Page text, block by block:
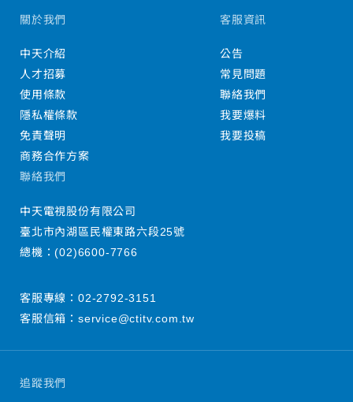
追蹤我們
關於我們
中天介紹
人才招募
使用條款
隱私權條款
免責聲明
商務合作方案
客服資訊
公告
常見問題
聯絡我們
我要爆料
我要投稿
聯絡我們
中天電視股份有限公司
臺北市內湖區民權東路六段25號
總機：(02)6600-7766
客服專線： 02-2792-3151
客服信箱： service@ctitv.com.tw